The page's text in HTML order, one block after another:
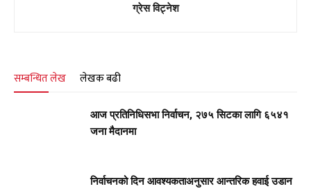
ग्रेस विट्नेश
सम्बन्धित लेख लेखक बढी
आज प्रतिनिधिसभा निर्वाचन, २७५ सिटका लागि ६५४१
जना मैदानमा
निर्वाचनको दिन आवश्यकताअनुसार आन्तरिक हवाई उडान